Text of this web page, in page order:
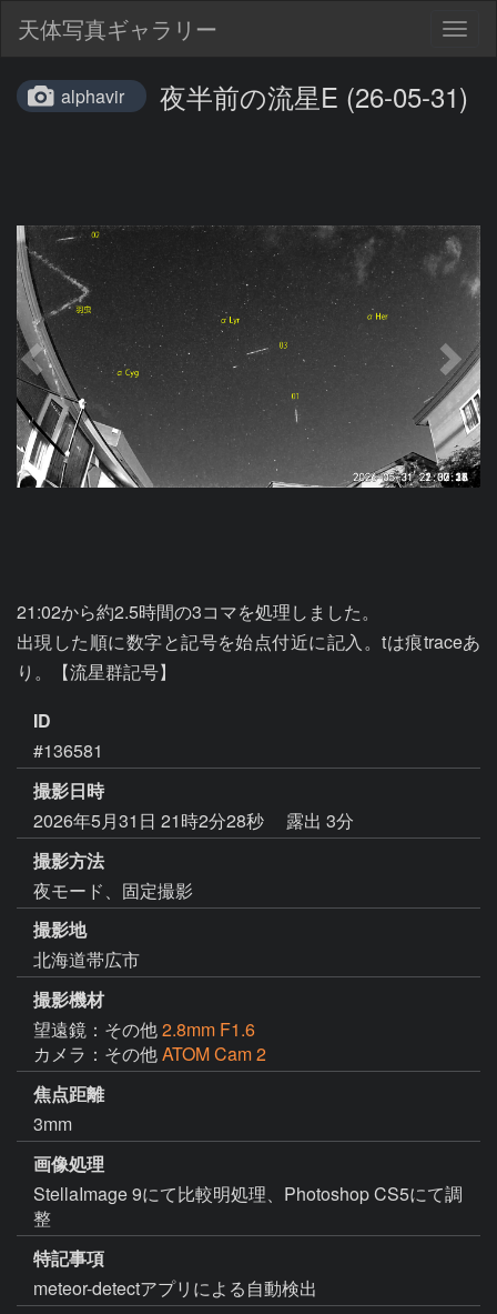
天体写真ギャラリー
alphavir 夜半前の流星E (26-05-31)
21:02から約2.5時間の3コマを処理しました。
出現した順に数字と記号を始点付近に記入。tは痕traceあ
り。【流星群記号】
ID
#136581
撮影日時
2026年5月31日 21時2分28秒
露出 3分
撮影方法
夜モード、固定撮影
撮影地
北海道帯広市
撮影機材
望遠鏡：その他2.8mm F1.6
カメラ：その他ATOM Cam 2
焦点距離
3mm
画像処理
StellaImage 9にて比較明処理、Photoshop CS5にて調
整
特記事項
meteor-detectアプリによる自動検出